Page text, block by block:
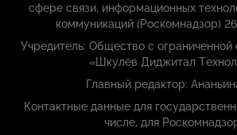
сфере связи, информационных
коммуникаций (Роскомнадзор)
Учредитель: Общество с ограниченной
«Шкулёв Диджитал
Главный редактор:
Контактные данные для
числе, для